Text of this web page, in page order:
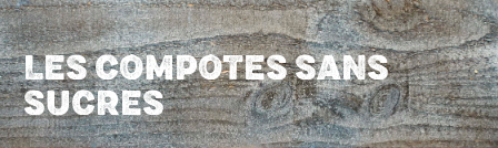
le bar à jus
l’épicerie gourmande
LES COMPOTES SANS
SUCRES